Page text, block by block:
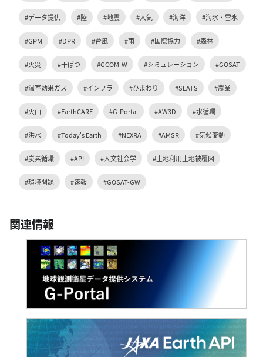
#データ提供 #陸 #地震 #大気 #海洋 #海氷・雪氷
#GPM #DPR #台風 #雨 #国際協力 #森林
#火災 #干ばつ #GCOM-W #シミュレーション #GOSAT
#温室効果ガス #インフラ #ひまわり #SLATS #農業
#火山 #EarthCARE #G-Portal #AW3D #水循環
#洪水 #Today's Earth #NEXRA #AMSR #気候変動
#炭素循環 #API #人文社会学 #土地利用土地被覆図
#環境問題 #速報 #GOSAT-GW
関連情報